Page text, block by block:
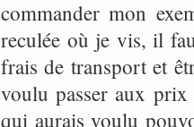
commander mon
reculée où je vis, il
frais de transport et
voulu passer aux prix
qui aurais voulu